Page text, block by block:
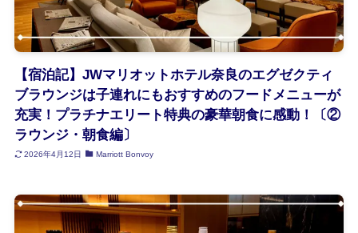
【宿泊記】JWマリオットホテル奈良のエグゼクティ
ブラウンジは子連れにもおすすめのフードメニューが
充実！プラチナエリート特典の豪華朝食に感動！〔②
ラウンジ・朝食編〕
2026年4月12日 Marriott Bonvoy